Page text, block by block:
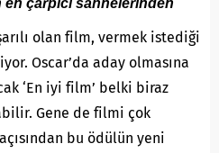
olan film, vermek istediği
Oscar’da aday olmasına
‘En iyi film’ belki biraz
Gene de filmi çok
açısından bu ödülün yeni